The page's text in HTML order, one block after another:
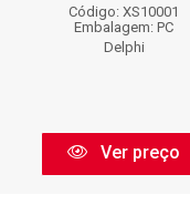
Código: XS10001
Embalagem: PC
Delphi
Ver preço